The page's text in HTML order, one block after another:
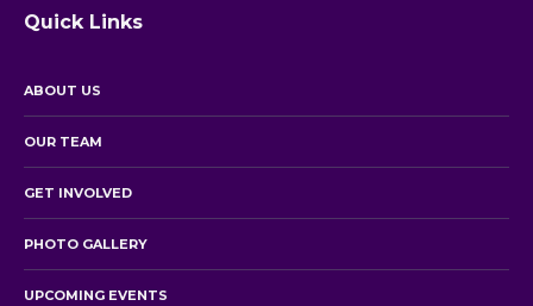
Quick Links
ABOUT US
OUR TEAM
GET INVOLVED
PHOTO GALLERY
UPCOMING EVENTS